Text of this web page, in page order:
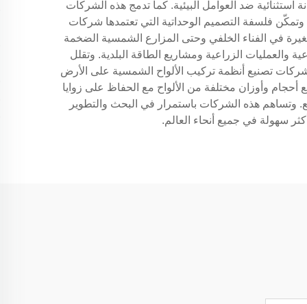
استثنائية ضد العوامل البيئية. كما تدمج هذه الشركات
وتمكّن فلسفة التصميم الوحداتية التي تعتمدها شركات
في الفناء الخلفي وحتى المزارع الشمسية الضخمة
الزراعية ومشاريع الطاقة البلدية. وتقلل
شركات تصنيع أنظمة تركيب الألواح الشمسية على الأرض
أحجام وأوزان مختلفة من الألواح مع الحفاظ على زوايا
وتساهم هذه الشركات باستمرار في البحث والتطوير
سهولة في جميع أنحاء العالم.